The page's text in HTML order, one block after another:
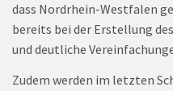
dass Nordrhein-Westfalen
bereits bei der Erstellung
und deutliche
Zudem werden im letzten